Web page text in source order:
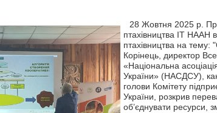
28 Жовтня 2025 р.
птахівництва ІТ НААН
птахівництва на тему:
Корінець, директор
«Національна
України» (НАСДСУ),
голови Комітету
України, розкрив
об’єднувати ресурси,